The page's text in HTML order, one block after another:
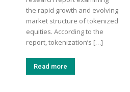
the rapid growth and evolving
market structure of tokenized
equities. According to the
report, tokenization’s […]
Read more